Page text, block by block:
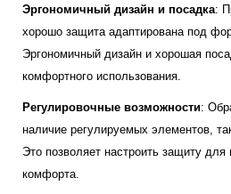
Эргономичный дизайн и посадка:
хорошо защита адаптирована под
Эргономичный дизайн и хорошая
комфортного использования.
Регулировочные возможности:
наличие регулируемых элементов,
Это позволяет настроить защиту
комфорта.